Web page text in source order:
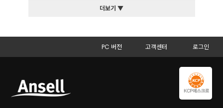
더보기 ▼
PC 버전 고객센터 로그인